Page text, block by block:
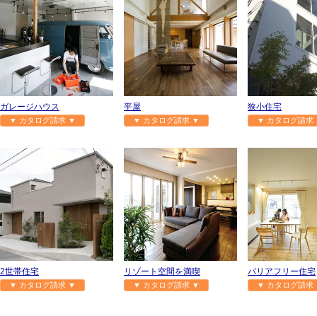
ガレージハウス
▼ カタログ請求 ▼
平屋
▼ カタログ請求 ▼
狭小住宅
▼ カタログ請
2世帯住宅
▼ カタログ請求 ▼
リゾート空間を満喫
▼ カタログ請求 ▼
バリアフリー住宅
▼ カタログ請